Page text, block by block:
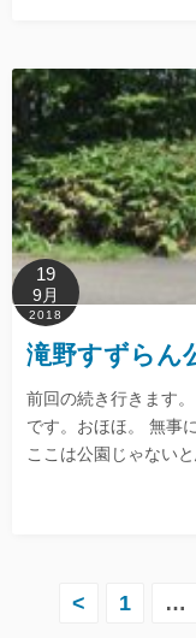
19
9月
2018
滝野すずらん
前回の続き行きます
です。おほほ。 無事
ここは公園じゃない
< 1 …